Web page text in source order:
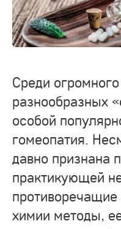
Среди
разнообразных
особой
гомеопатия.
давно признана
практикующей
химии методы,